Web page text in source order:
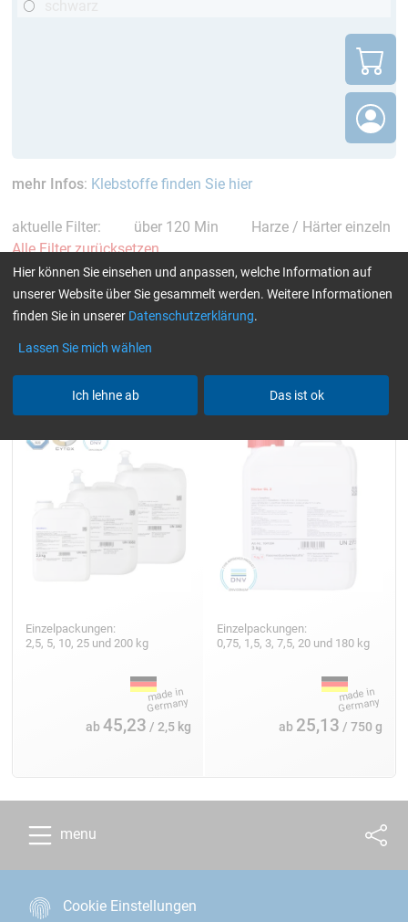
mehr Infos: Klebstoffe finden Sie hier
aktuelle Filter: über 120 Min
Harze / Härter einzeln
Alle Filter zurücksetzen
Einzelpackungen:
2,5, 5, 10, 25 und 200 kg
ab45,23 / 2,5 kg
Einzelpackungen:
0,75, 1,5, 3, 7,5, 20 und 180 kg
ab 25,13 / 750 g
menu
Cookie Einstellungen
Hier können Sie einsehen und anpassen, welche Information auf
unserer Website über Sie gesammelt werden. Weitere Informationen
finden Sie in unserer Datenschutzerklärung.
Lassen Sie mich wählen
Ich lehne ab Das ist ok